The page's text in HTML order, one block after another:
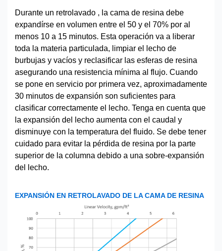
Durante un retrolavado , la cama de resina debe
expandírse en volumen entre el 50 y el 70% por al
menos 10 a 15 minutos. Esta operación va a liberar
toda la materia particulada, limpiar el lecho de
burbujas y vacíos y reclasificar las esferas de resina
asegurando una resistencia mínima al flujo. Cuando
se pone en servicio por primera vez, aproximadamente
30 minutos de expansión son suficientes para
clasificar correctamente el lecho. Tenga en cuenta que
la expansión del lecho aumenta con el caudal y
disminuye con la temperatura del fluido. Se debe tener
cuidado para evitar la pérdida de resina por la parte
superior de la columna debido a una sobre-expansión
del lecho.
EXPANSIÓN EN RETROLAVADO DE LA CAMA DE RESINA